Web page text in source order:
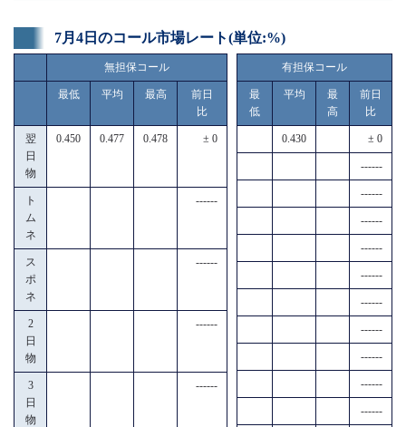
7月4日のコール市場レート(単位:%)
無担保コール
最低 平均 最高
前日
比
翌
日
物
0.450 0.477 0.478 ± 0
ト
ム
ネ
------
ス
ポ
ネ
------
2
日
物
------
3
日
物
------
有担保コール
最
低
平均
最
高
前日
比
0.430 ± 0
------
------
------
------
------
------
------
------
------
------